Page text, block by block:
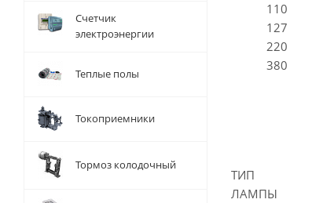
110
127
220
380
ТИП
ЛАМПЫ
Счетчик
электроэнергии
Теплые полы
Токоприемники
Тормоз колодочный